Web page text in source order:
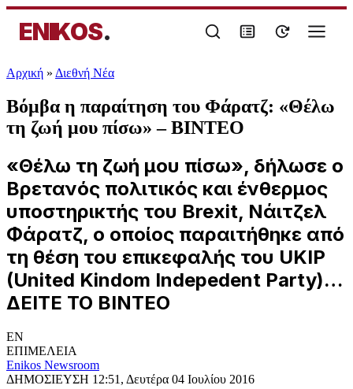
ENIKOS.
Αρχική » Διεθνή Νέα
Βόμβα η παραίτηση του Φάρατζ: «Θέλω
τη ζωή μου πίσω» – ΒΙΝΤΕΟ
«Θέλω τη ζωή μου πίσω», δήλωσε ο
Βρετανός πολιτικός και ένθερμος
υποστηρικτής του Brexit, Νάιτζελ
Φάρατζ, ο οποίος παραιτήθηκε από
τη θέση του επικεφαλής του UKIP
(United Kindom Indepedent Party)…
ΔΕΙΤΕ ΤΟ ΒΙΝΤΕΟ
EN
ΕΠΙΜΕΛΕΙΑ
Enikos Newsroom
ΔΗΜΟΣΙΕΥΣΗ 12:51, Δευτέρα 04 Ιουλίου 2016